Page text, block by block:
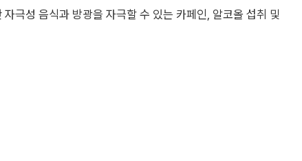
극성 음식과 방광을 자극할 수 있는 카페인, 알코올 섭취 및